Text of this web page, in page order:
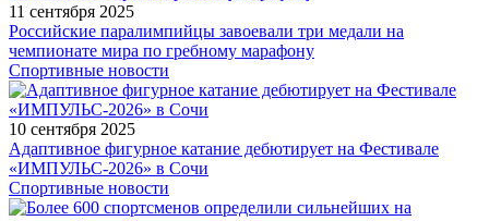
11 сентября 2025
Российские паралимпийцы завоевали три медали на
чемпионате мира по гребному марафону
Спортивные новости
10 сентября 2025
Адаптивное фигурное катание дебютирует на Фестивале
«ИМПУЛЬС-2026» в Сочи
Спортивные новости